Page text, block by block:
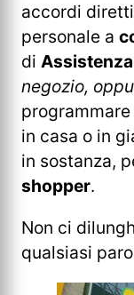
accordi
personale a
di Assistenza
negozio,
in casa o in
in sostanza,
shopper.
Non ci
qualsiasi